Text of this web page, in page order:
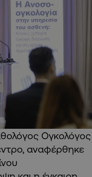
Ογκολόγος
αναφέρθηκε